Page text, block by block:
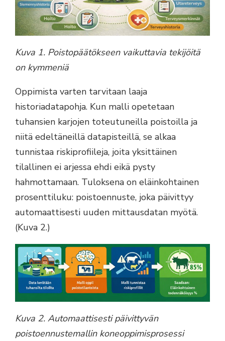
Kuva 1. Poistopäätökseen vaikuttavia tekijöitä
on kymmeniä
Oppimista varten tarvitaan laaja
historiadatapohja. Kun malli opetetaan
tuhansien karjojen toteutuneilla poistoilla ja
niitä edeltäneillä datapisteillä, se alkaa
tunnistaa riskiprofiileja, joita yksittäinen
tilallinen ei arjessa ehdi eikä pysty
hahmottamaan. Tuloksena on eläinkohtainen
prosenttiluku: poistoennuste, joka päivittyy
automaattisesti uuden mittausdatan myötä.
(Kuva 2.)
Kuva 2. Automaattisesti päivittyvän
poistoennustemallin koneoppimisprosessi